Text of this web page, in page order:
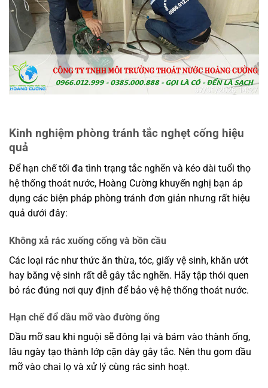
Kinh nghiệm phòng tránh tắc nghẹt cống hiệu
quả
Để hạn chế tối đa tình trạng tắc nghẽn và kéo dài tuổi thọ
hệ thống thoát nước, Hoàng Cường khuyến nghị bạn áp
dụng các biện pháp phòng tránh đơn giản nhưng rất hiệu
quả dưới đây:
Không xả rác xuống cống và bồn cầu
Các loại rác như thức ăn thừa, tóc, giấy vệ sinh, khăn ướt
hay băng vệ sinh rất dễ gây tắc nghẽn. Hãy tập thói quen
bỏ rác đúng nơi quy định để bảo vệ hệ thống thoát nước.
Hạn chế đổ dầu mỡ vào đường ống
Dầu mỡ sau khi nguội sẽ đông lại và bám vào thành ống,
lâu ngày tạo thành lớp cặn dày gây tắc. Nên thu gom dầu
mỡ vào chai lọ và xử lý cùng rác sinh hoạt.